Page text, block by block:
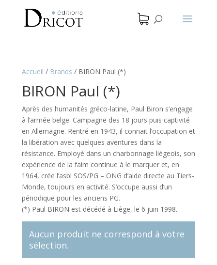
Accueil / Brands / BIRON Paul (*)
BIRON Paul (*)
Après des humanités gréco-latine, Paul Biron s’engage
à l’armée belge. Campagne des 18 jours puis captivité
en Allemagne. Rentré en 1943, il connait l’occupation et
la libération avec quelques aventures dans la
résistance. Employé dans un charbonnage liégeois, son
expérience de la faim continue à le marquer et, en
1964, crée l’asbl SOS/PG – ONG d’aide directe au Tiers-
Monde, toujours en activité. S’occupe aussi d’un
périodique pour les anciens PG.
(*) Paul BIRON est décédé à Liège, le 6 juin 1998.
Aucun produit ne correspond à votre
sélection.